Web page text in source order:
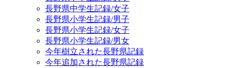
長野県中学生記録/女子
長野県小学生記録/男子
長野県小学生記録/女子
長野県小学生記録/男女
今年樹立された長野県記録
今年追加された長野県記録